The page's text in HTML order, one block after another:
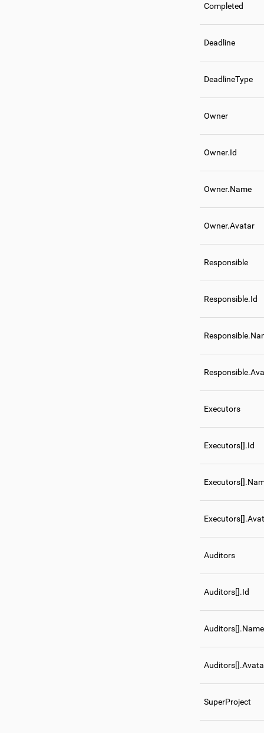
Completed
Deadline
DeadlineType
Owner
Owner.Id
Owner.Name
Owner.Avatar
Responsible
Responsible.Id
Executors
Executors[].Id
Auditors
Auditors[].Id
Auditors[].Name
SuperProject